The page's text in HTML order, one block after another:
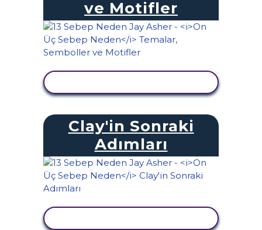
ve Motifler
Clay'in Sonraki
Adımları